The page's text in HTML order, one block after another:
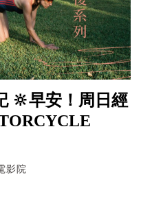
🔆早安！周日經
影院